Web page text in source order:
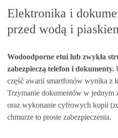
Elektronika i
przed wodą i
Wodoodporne etui lub zwykła
zabezpieczą telefon i dokumenty.
część awarii smartfonów wynika z
Trzymanie dokumentów w jednym
oraz wykonanie cyfrowych kopii
chmurze to proste zabezpieczenia.